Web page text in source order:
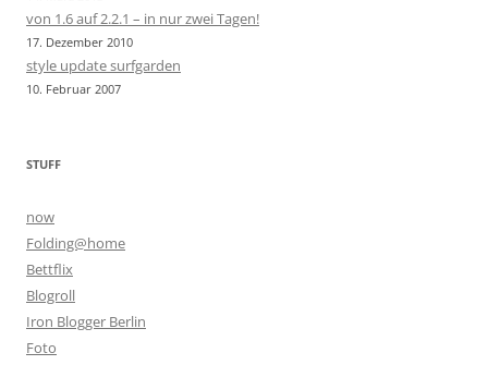
von 1.6 auf 2.2.1 – in nur zwei Tagen!
17. Dezember 2010
style update surfgarden
10. Februar 2007
STUFF
now
Folding@home
Bettflix
Blogroll
Iron Blogger Berlin
Foto